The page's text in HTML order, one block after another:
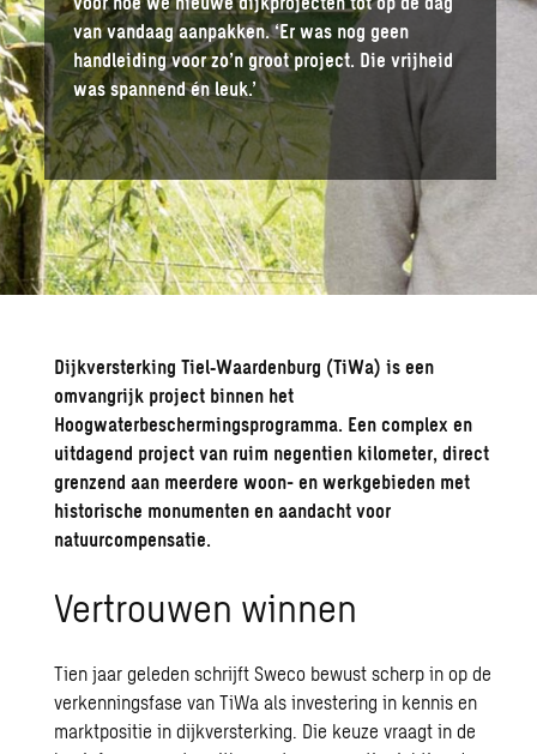
van vandaag aanpakken. ‘Er was nog geen
handleiding voor zo’n groot project. Die vrijheid
was spannend én leuk.’
Dijkversterking Tiel‑Waardenburg (TiWa) is een
omvangrijk project binnen het
Hoogwaterbeschermingsprogramma. Een complex en
uitdagend project van ruim negentien kilometer, direct
grenzend aan meerdere woon- en werkgebieden met
historische monumenten en aandacht voor
natuurcompensatie.
Vertrouwen winnen
Tien jaar geleden schrijft Sweco bewust scherp in op de
verkenningsfase van TiWa als investering in kennis en
marktpositie in dijkversterking. Die keuze vraagt in de